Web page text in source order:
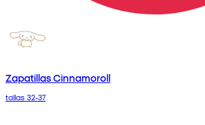
Zapatillas Cinnamoroll
tallas 32-37